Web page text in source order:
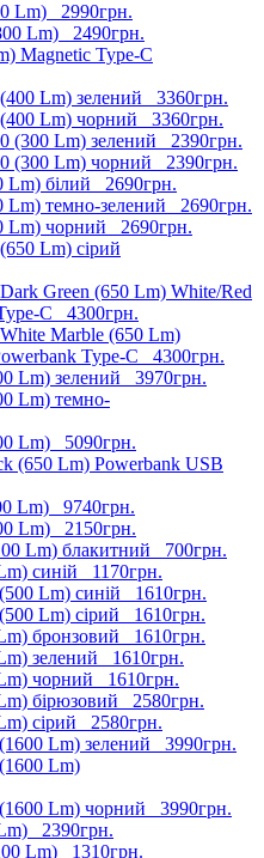
Lm) 2990грн.
Lm) 2490грн.
Magnetic Type-C
Lm) зелений 3360грн.
Lm) чорний 3360грн.
(300 Lm) зелений 2390грн.
(300 Lm) чорний 2390грн.
Lm) білий 2690грн.
Lm) темно-зелений 2690грн.
Lm) чорний 2690грн.
Lm) сірий
Green (650 Lm) White/Red
C 4300грн.
Marble (650 Lm)
Type-C 4300грн.
Lm) зелений 3970грн.
Lm) темно-
Lm) 5090грн.
(650 Lm) Powerbank USB
Lm) 9740грн.
Lm) 2150грн.
Lm) блакитний 700грн.
синій 1170грн.
Lm) синій 1610грн.
Lm) сірий 1610грн.
бронзовий 1610грн.
зелений 1610грн.
чорний 1610грн.
бірюзовий 2580грн.
сірий 2580грн.
Lm) зелений 3990грн.
Lm)
Lm) чорний 3990грн.
2390грн.
Lm) 1310грн.